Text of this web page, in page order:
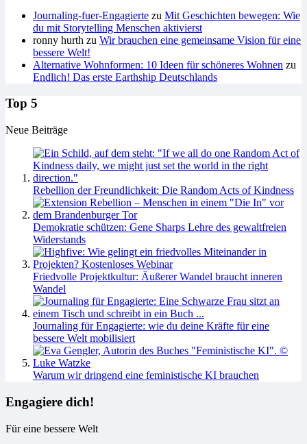
Journaling-fuer-Engagierte zu Mit Geschichten bewegen: Wie
du mit Storytelling Menschen aktivierst
ronny hurth zu Wir brauchen eine gemeinsame Vision für eine
bessere Welt!
Alternative Wohnformen: 10 Ideen für schöneres Wohnen zu
Endlich! Das erste Earthship Deutschlands
Top 5
Neue Beiträge
Rebellion der Freundlichkeit: Die Random Acts of Kindness
Demokratie schützen: Gene Sharps Lehre des gewaltfreien
Widerstands
Friedvolle Projektkultur: Äußerer Wandel braucht inneren
Wandel
Journaling für Engagierte: wie du deine Kräfte für eine
bessere Welt mobilisiert
Warum wir dringend eine feministische KI brauchen
Engagiere dich!
Für eine bessere Welt